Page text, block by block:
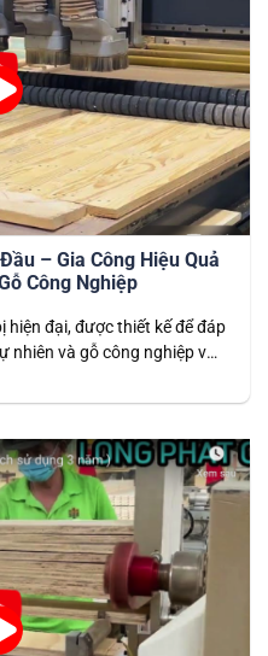
– Gia Công Hiệu Quả
Công Nghiệp
hiện đại, được thiết kế để đáp
nhiên và gỗ công nghiệp với
mang lại hiệu suất vượt…